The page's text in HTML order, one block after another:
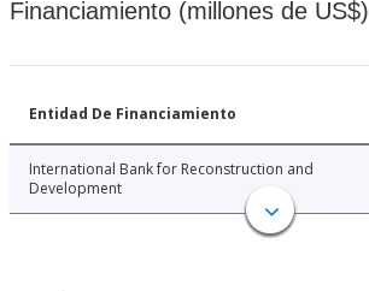
Financiamiento (millones de US$)
Entidad De Financiamiento
International Bank for Reconstruction and
Development